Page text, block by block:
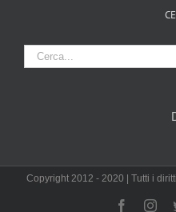
Cerca
per:
Copyright 2012 - 2020 | Tutti i
Facebook